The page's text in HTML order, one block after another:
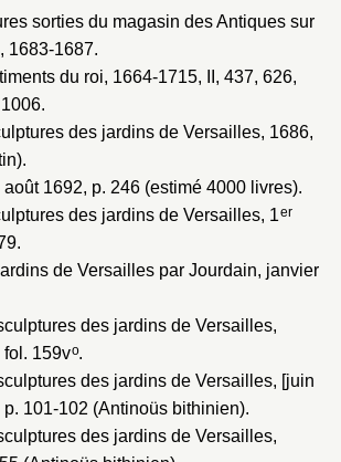
sorties du magasin des Antiques sur
1683-1687.
du roi, 1664-1715, II, 437, 626,
des jardins de Versailles, 1686,
août 1692, p. 246 (estimé 4000 livres).
des jardins de Versailles, 1er
de Versailles par Jourdain, janvier
des jardins de Versailles,
fol. 159vo.
des jardins de Versailles, [juin
p. 101-102 (Antinoüs bithinien).
des jardins de Versailles,
et ajouter
inscrit ?
mot de passe ?Cliquez ici